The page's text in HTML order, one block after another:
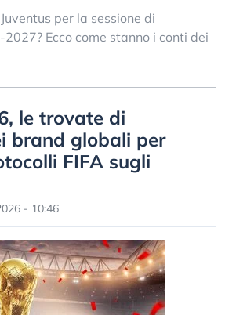
per la sessione di
Ecco come stanno i conti dei
le trovate di
brand globali per
FIFA sugli
- 10:46